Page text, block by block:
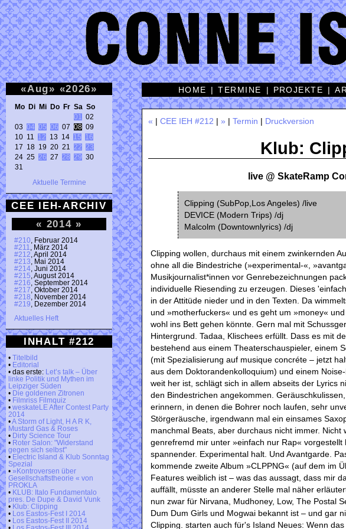
«Aug» «2026»
Mo Di Mi Do Fr Sa So
01
02
03 04 05 06 07 08 09
10 11 12 13 14 15
16
17 18 19 20 21 22
23
24 25 26 27 28 29 30
31
Aktuelle Termine
CEE IEH-ARCHIV
« 2014 »
#210 , Februar 2014
#211
, März 2014
#212 , April 2014
#213 , Mai 2014
#214 , Juni 2014
#215 , August 2014
#216 , September 2014
#217 , Oktober 2014
#218 , November 2014
#219 , Dezember 2014
Aktuelles Heft
INHALT #212
• Titelbild
• Editorial
• das erste:
Let’s talk – Über
linke Politik und Mythen im
Leipziger Süden
• Die goldenen Zitronen
• Filmriss Filmquiz
• weskateLE After Contest Party
2014
•A Storm of Light, H A R K,
Mustard Gas & Roses
• Dirty Science Tour
• Roter Salon: "Widerstand
gegen sich selbst"
• Electric Island & Klub Sonntag
Spezial
• »Kontroversen über
Gesellschaftstheorie « von
PROKLA
• KLUB: Italo Fundamentalo
pres. De Dupe & David Vunk
• Klub: Clipping
•
Los Eastos-Fest I 2014
•
Los Eastos-Fest II 2014
HOME |TERMINE | PROJEKTE |
« | CEE IEH #212 | » | Termin | Druckversion
Klub:
live @ SkateRamp
Clipping (SubPop,Los Angeles) /live
DEVICE (Modern Trips) /dj
Malcolm (Downtownlyrics) /dj
Clipping wollen, durchaus mit einem zwinkernden
ohne all die Bindestriche (»experimental-«,
Musikjournalist*innen vor Genrebezeichnungen
individuelle Riesending zu erzeugen. Dieses
in der Attitüde nieder und in den Texten. Da
und »motherfuckers« und es geht um »money«
wohl ins Bett gehen könnte. Gern mal mit
Hintergrund. Tadaa, Klischees erfüllt. Dass es mit
bestehend aus einem Theaterschauspieler, einem
(mit Spezialisierung auf musique concréte – jetzt
aus dem Doktorandenkolloquium) und einem
weit her ist, schlägt sich in allem abseits der Lyrics
den Bindestrichen angekommen.
erinnern, in denen die Bohrer noch laufen, sehr
Störgeräusche, irgendwann mal ein einsames
manchmal Beats, aber durchaus nicht immer. Nicht
genrefremd mir unter »einfach nur Rap«
spannender. Experimental halt. Und Avantgarde.
kommende zweite Album »CLPPNG« (auf dem im
Features weiblich ist – was das aussagt, dass mir
auffällt, müsste an anderer Stelle mal näher
nun zwar für Nirvana, Mudhoney, Low, The Postal
Dum Dum Girls und Mogwai bekannt ist – und gar
Clipping. starten auch für's Island Neues: Wenn